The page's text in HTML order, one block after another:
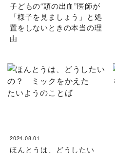
子どもの“頭の出血”医師が
「様子を見ましょう」と処
置をしないときの本当の理
由
2024.08.01
ほんとうは、どうしたい